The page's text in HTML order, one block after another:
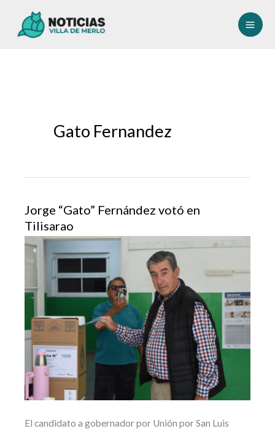
Gato Fernandez
Jorge “Gato” Fernández votó en
Tilisarao
El candidato a gobernador por Unión por San Luis